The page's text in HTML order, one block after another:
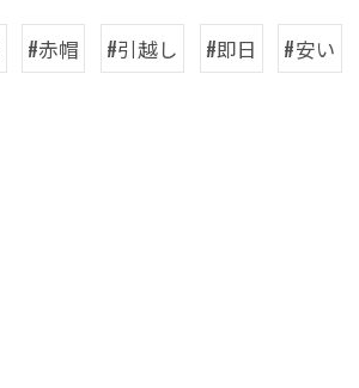
#赤帽 #引越し #即日 #安い